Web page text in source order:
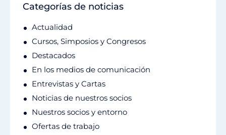
Categorías de noticias
Actualidad
Cursos, Simposios y Congresos
Destacados
En los medios de comunicación
Entrevistas y Cartas
Noticias de nuestros socios
Nuestros socios y entorno
Ofertas de trabajo